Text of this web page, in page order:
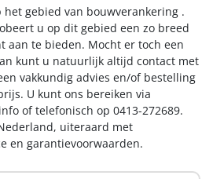
gebied van bouwverankering .
u op dit gebied een zo breed
aan te bieden. Mocht er toch een
kunt u natuurlijk altijd contact met
vakkundig advies en/of bestelling
U kunt ons bereiken via
of telefonisch op 0413-272689.
uiteraard met
en garantievoorwaarden.